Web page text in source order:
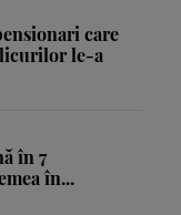
care
le-a
în 7
în...